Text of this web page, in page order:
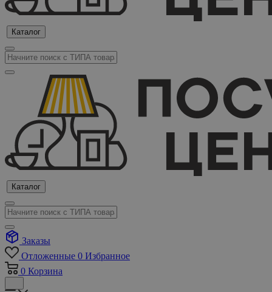
Каталог
Каталог
Заказы
Отложенные 0 Избранное
0 Корзина